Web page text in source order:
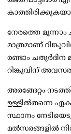
നേരത്തെ
മാത്രമാണ്
രണ്ടാം
റിങ്കുവിന്
അരങ്ങേറ്റം
ഉള്ളില്‍തന്നെ
സ്ഥാനം
മല്‍സരങ്ങളില്‍